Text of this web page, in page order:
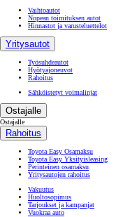
Vaihtoautot
Nopean toimituksen autot
Hinnastot ja varusteluettelot
Yritysautot
Työsuhdeautot
Hyötyajoneuvot
Rahoitus
Sähköistetyt voimalinjat
Ostajalle
Ostajalle
Rahoitus
Toyota Easy Osamaksu
Toyota Easy Yksityisleasing
Perinteinen osamaksu
Yritysautojen rahoitus
Vakuutus
Huoltosopimus
Tarjoukset ja kampanjat
Vuokraa auto